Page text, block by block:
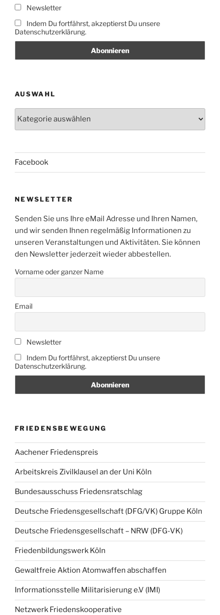
Newsletter
Indem Du fortfährst, akzeptierst Du unsere
Datenschutzerklärung.
AUSWAHL
Facebook
NEWSLETTER
Senden Sie uns Ihre eMail Adresse und Ihren Namen,
und wir senden Ihnen regelmäßig Informationen zu
unseren Veranstaltungen und Aktivitäten. Sie können
den Newsletter jederzeit wieder abbestellen.
Vorname oder ganzer Name
Email
Newsletter
Indem Du fortfährst, akzeptierst Du unsere
Datenschutzerklärung.
FRIEDENSBEWEGUNG
Aachener Friedenspreis
Arbeitskreis Zivilklausel an der Uni Köln
Bundesausschuss Friedensratschlag
Deutsche Friedensgesellschaft (DFG/VK) Gruppe Köln
Deutsche Friedensgesellschaft – NRW (DFG-VK)
Friedenbildungswerk Köln
Gewaltfreie Aktion Atomwaffen abschaffen
Informationsstelle Militarisierung e.V (IMI)
Netzwerk Friedenskooperative